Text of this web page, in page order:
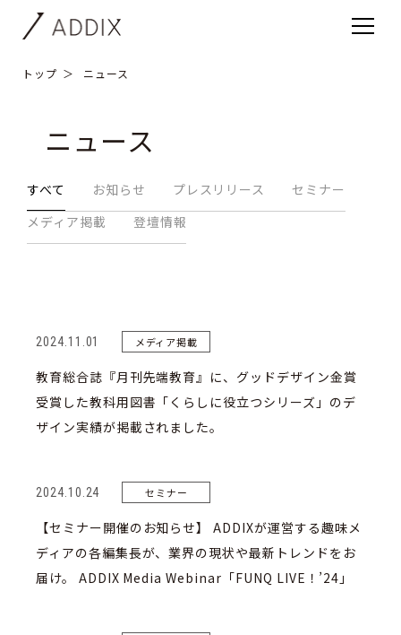
トップ ニュース
ニュース
すべて お知らせ プレスリリース
セミナー
メディア掲載
登壇情報
2024.11.01 メディア掲載
教育総合誌『月刊先端教育』に、グッドデザイン金賞
受賞した教科用図書「くらしに役立つシリーズ」のデ
ザイン実績が掲載されました。
2024.10.24 セミナー
【セミナー開催のお知らせ】 ADDIXが運営する趣味メ
ディアの各編集長が、業界の現状や最新トレンドをお
届け。 ADDIX Media Webinar「FUNQ LIVE！’24」